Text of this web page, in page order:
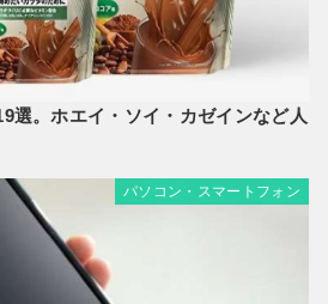
選。ホエイ・ソイ・カゼインなど人
パソコン・スマートフォン